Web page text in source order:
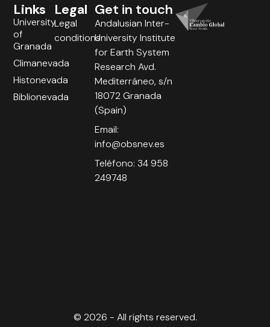
Legal
Legal
conditions
Links
University
of
Granada
Climanevada
Histonevada
Biblionevada
Get in touch
Andalusian Inter-
University Institute
for Earth System
Research Avd.
Mediterráneo, s/n
18072 Granada
(Spain)
Email:
info@obsnev.es
Teléfono: 34 958
249748
© 2026 - All rights reserved.